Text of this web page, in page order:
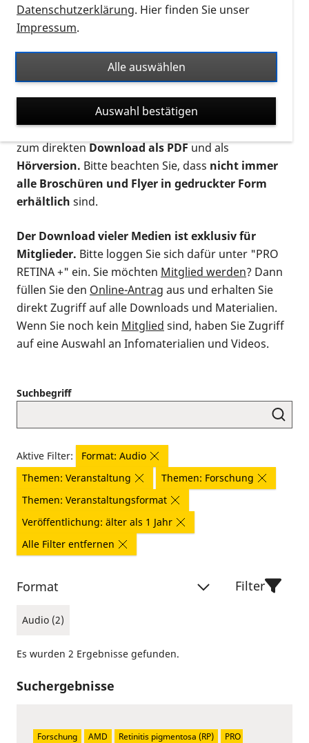
Auf dieser Seite finden Sie sämtliches Infomaterial
Ort. Nutzen Sie den Formatfilter, um ausschließlich
nach Flyern und Broschüren, Audios oder Videos zu
suchen. Die meisten Flyer und Broschüren werden in
verschiedenen Formaten angeboten: zur
postalischen Bestellung als gedruckte Variante
zum direktenDownload als PDFund als
Hörversion. Bitte beachten Sie, dass nicht immer
alle Broschüren und Flyer in gedruckter Form
erhältlich sind.
Der Download vieler Medien ist exklusiv für
Mitglieder. Bitte loggen Sie sich dafür unter "PRO
RETINA +" ein. Sie möchten Mitglied werden? Dann
füllen Sie den Online-Antrag aus und erhalten Sie
direkt Zugriff auf alle Downloads und Materialien.
Wenn Sie noch kein Mitglied sind, haben Sie Zugriff
auf eine Auswahl an Infomaterialien und Videos.
Suchbegriff
Aktive Filter:
Format: Audio
Themen: Veranstaltung
Themen: Forschung
Themen: Veranstaltungsformat
Veröffentlichung: älter als 1 Jahr
Alle Filter entfernen
Format
Audio (2)
Filter
Es wurden 2 Ergebnisse gefunden.
Suchergebnisse
Forschung AMD Retinitis pigmentosa (RP) PRO
Datenschutzerklärung. Hier finden Sie unser
Impressum.
Alle auswählen
Auswahl bestätigen